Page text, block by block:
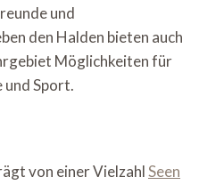
und
den Halden bieten auch
Möglichkeiten für
und Sport.
von einer VielzahlSeen